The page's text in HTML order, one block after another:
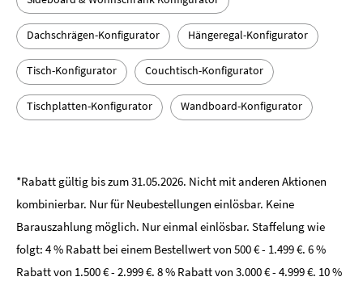
Dachschrägen-Konfigurator Hängeregal-Konfigurator
Tisch-Konfigurator Couchtisch-Konfigurator
Tischplatten-Konfigurator Wandboard-Konfigurator
*Rabatt gültig bis zum 31.05.2026­. Nicht mit anderen Aktionen
kombinierbar. Nur für Neubestellungen einlösbar. Keine
Barauszahlung möglich. Nur einmal einlösbar. Staffelung wie
folgt: 4 % Rabatt bei einem Bestellwert von 500 € - 1.499 €. 6 %
Rabatt von 1.500 € - 2.999 €. 8 % Rabatt von 3.000 € - 4.999 €. 10 %